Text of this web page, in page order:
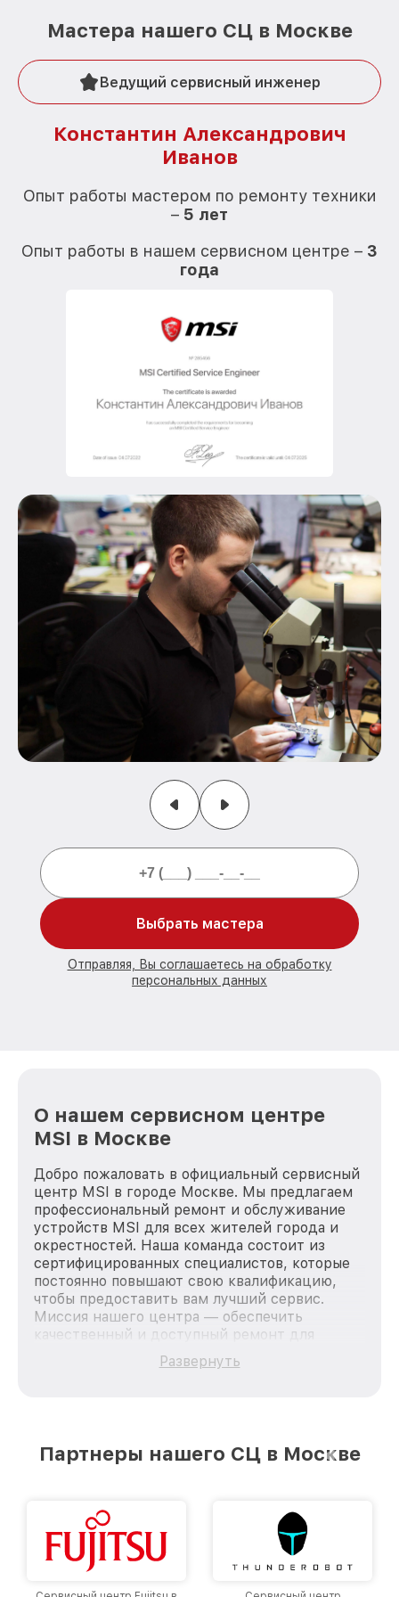
Мастера нашего СЦ в Москве
Ведущий сервисный инженер
Константин Александрович
Иванов
Опыт работы мастером по ремонту техники
– 5 лет
Опыт работы в нашем сервисном центре – 3
года
Выбрать мастера
Отправляя, Вы соглашаетесь на обработку
персональных данных
О нашем сервисном центре
MSI в Москве
Добро пожаловать в официальный сервисный
центр MSI в городе Москве. Мы предлагаем
профессиональный ремонт и обслуживание
устройств MSI для всех жителей города и
окрестностей. Наша команда состоит из
сертифицированных специалистов, которые
постоянно повышают свою квалификацию,
чтобы предоставить вам лучший сервис.
Миссия нашего центра — обеспечить
качественный и доступный ремонт для
каждого пользователя продукции MSI, вне
зависимости от сложности поломки. Мы
Москве, постоянно повышая уровень доверия
Развернуть
Партнеры нашего СЦ в Москве